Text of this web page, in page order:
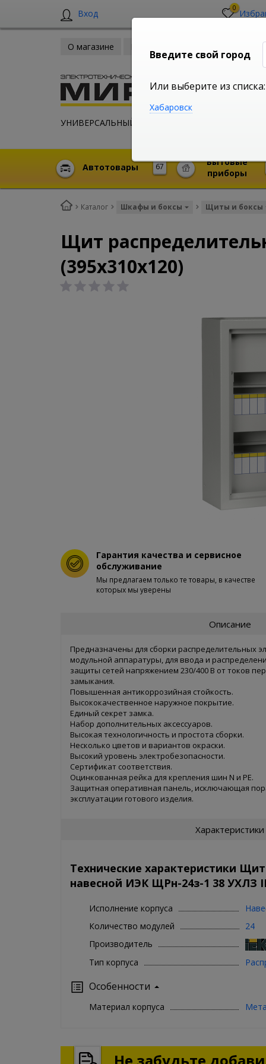
Вход 0
О магазине
УНИВЕРСАЛЬНЫЙ ИНТЕРНЕТ МАГАЗИН
67
Автотовары
Бытовые
приборы
Каталог Шкафы и боксы Щиты и боксы
Щит
(395х310х120)
Гарантия качества и сервисное
обслуживание
Мы предлагаем только те товары, в качестве
которых мы уверены
Описание
Предназначены для сборки распределительных
модульной аппаратуры, для ввода и
защиты сетей напряжением 230/400 В от токов
замыкания.
Повышенная антикоррозийная стойкость.
Высококачественное наружное покрытие.
Единый секрет замка.
Набор дополнительных аксессуаров.
Высокая технологичность и простота сборки.
Несколько цветов и вариантов окраски.
Высокий уровень электробезопасности.
Сертификат соответствия.
Оцинкованная рейка для крепления шин N и PE.
Защитная оперативная панель, исключающая
эксплуатации готового изделия.
Характеристики
Технические характеристики
навесной ИЭК ЩРн-24з-1 38 УХЛЗ
Исполнение корпуса
Количество модулей
24
Производитель
Тип корпуса
Особенности
Материал корпуса
Не забудьте
Введите свой город
Или выберите из списка:
Хабаровск